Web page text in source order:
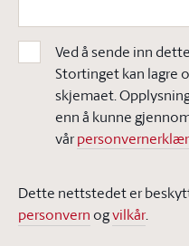
Ved å sende inn
Stortinget kan lagre
skjemaet.
enn å kunne
vår
Dette nettstedet er
personvern ogvilkår.